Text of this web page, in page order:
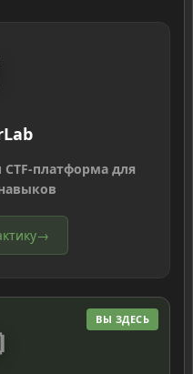
платформа для
→
ВЫ ЗДЕСЬ